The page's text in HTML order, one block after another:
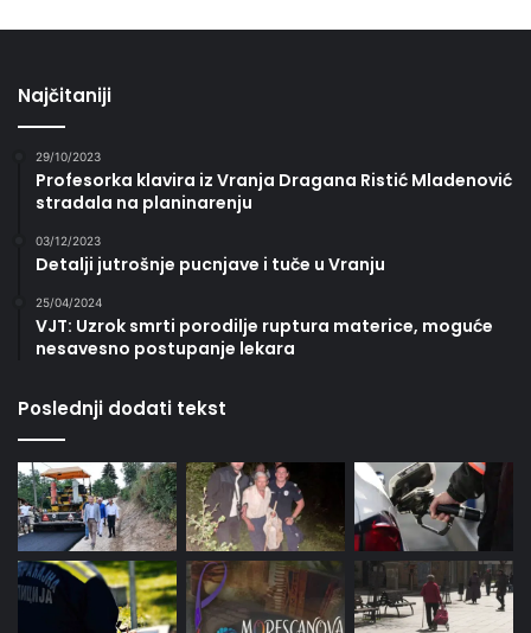
Najčitaniji
29/10/2023
Profesorka klavira iz Vranja Dragana Ristić Mladenović
stradala na planinarenju
03/12/2023
Detalji jutrošnje pucnjave i tuče u Vranju
25/04/2024
VJT: Uzrok smrti porodilje ruptura materice, moguće
nesavesno postupanje lekara
Poslednji dodati tekst